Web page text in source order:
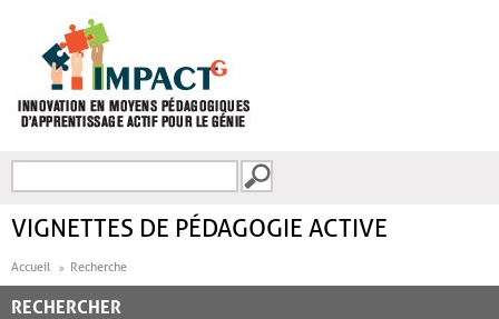
FORMULAIRE DE
VIGNETTES DE PÉDAGOGIE ACTIVE
Accueil Recherche
RECHERCHER